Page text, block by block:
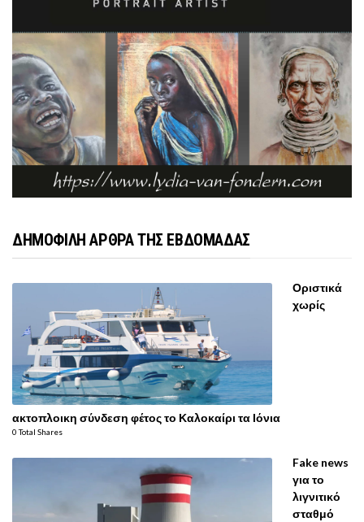
ΔΗΜΟΦΙΛΗ ΑΡΘΡΑ ΤΗΣ ΕΒΔΟΜΑΔΑΣ
Οριστικά
χωρίς
ακτοπλοικη σύνδεση φέτος το Καλοκαίρι τα Ιόνια
0 Total Shares
Fake news
για το
λιγνιτικό
σταθμό